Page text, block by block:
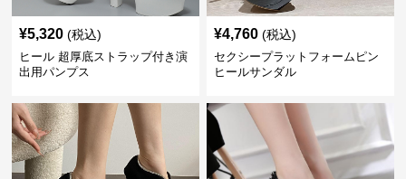
¥5,320 (税込)
ヒール 超厚底ストラップ付き演
出用パンプス
¥4,760 (税込)
セクシープラットフォームピン
ヒールサンダル